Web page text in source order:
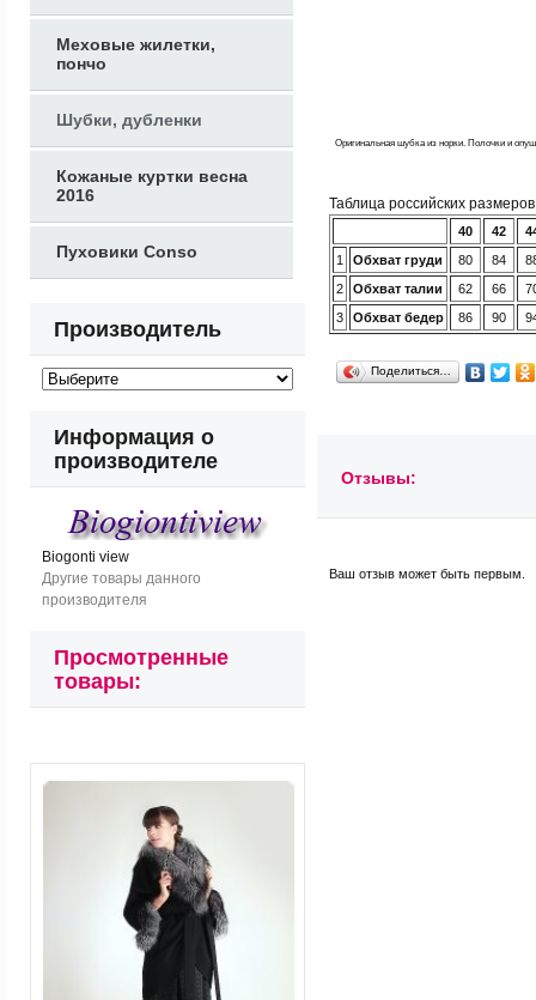
Оригинальная шубка из норки. Полочки и
Таблица российских
40 42
1
Обхват груди 80 84
2
Обхват талии 62 66
3
Обхват бедер 86 90
Поделиться…
Отзывы:
Ваш отзыв может быть первым.
Меховые жилетки,
пончо
Шубки, дубленки
Кожаные куртки весна
2016
Пуховики Conso
Производитель
Информация о
производителе
Biogonti view
Другие товары данного
производителя
Просмотренные
товары: